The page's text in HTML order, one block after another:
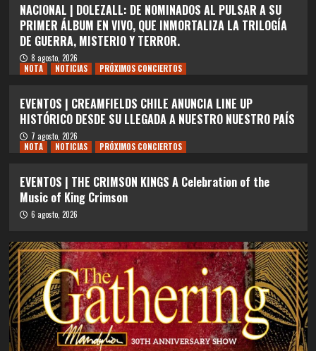
NACIONAL | DOLEZALL: DE NOMINADOS AL PULSAR A SU
PRIMER ÁLBUM EN VIVO, QUE INMORTALIZA LA TRILOGÍA
DE GUERRA, MISTERIO Y TERROR.
8 agosto, 2026
NOTA
NOTICIAS PRÓXIMOS CONCIERTOS
EVENTOS | CREAMFIELDS CHILE ANUNCIA LINE UP
HISTÓRICO DESDE SU LLEGADA A NUESTRO NUESTRO PAÍS
7 agosto, 2026
NOTA
NOTICIAS PRÓXIMOS CONCIERTOS
EVENTOS | THE CRIMSON KINGS A Celebration of the
Music of King Crimson
6 agosto, 2026